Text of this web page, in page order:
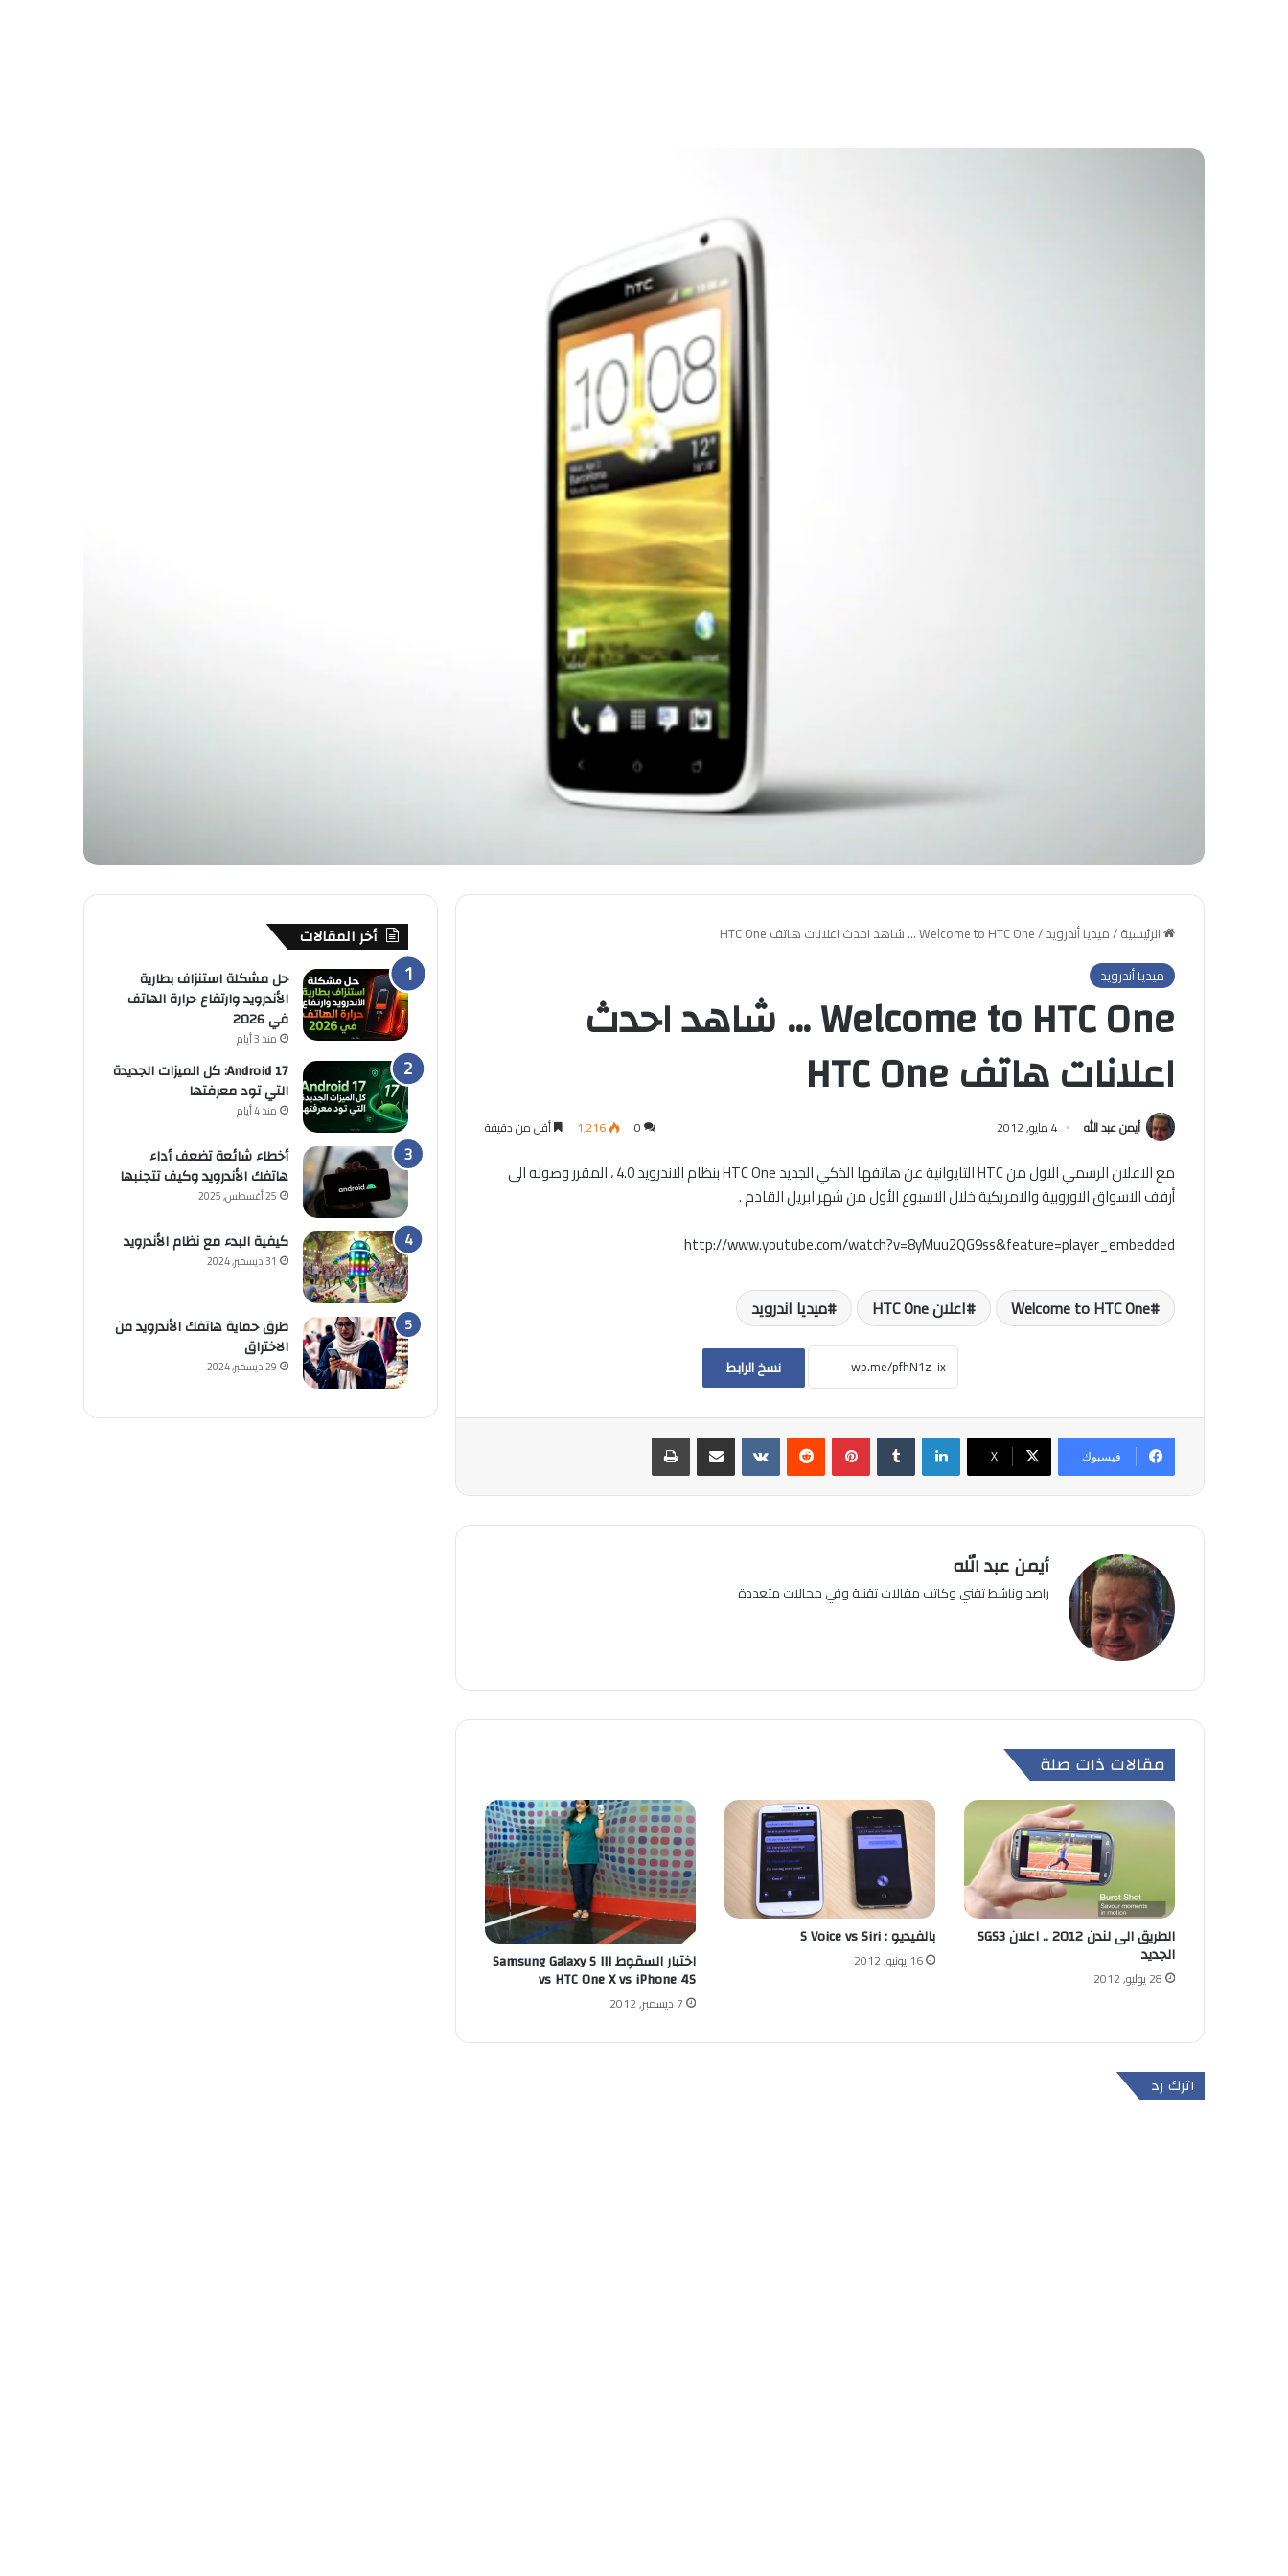
الرئيسية/ميديا أندرويد/Welcome to HTC One … شاهد احدث اعلانات هاتف HTC One
ميديا أندرويد
Welcome to HTC One … شاهد احدث
اعلانات هاتف HTC One
أيمن عبد الله 4 مايو, 2012 0 1٬216 أقل من دقيقة
مع الاعلان الرسمي الاول من HTC التايوانية عن هاتفها الذكي الجديد HTC One بنظام الاندرويد 4.0 ، المقرر وصوله الى
أرفف الاسواق الاوروبية والامريكية خلال الاسبوع الأول من شهر ابريل القادم .
http://www.youtube.com/watch?v=8yMuu2QG9ss&feature=player_embedded
Welcome to HTC One اعلان HTC One ميديا اندرويد
نسخ الرابط
فيسبوك ‫X
لينكدإن بينتيريست مشاركة عبر البريد طباعة
أيمن عبد الله
راصد وناشط تقني وكاتب مقالات تقنية وفي مجالات متعددة
مقالات ذات صلة
الطريق الى لندن 2012 .. اعلان SGS3
الجديد
28 يوليو, 2012
بالفيديو : S Voice vs Siri
16 يونيو, 2012 اختبار السقوط Samsung Galaxy S III
vs HTC One X vs iPhone 4S
7 ديسمبر, 2012
اترك رد
أخر المقالات
حل مشكلة استنزاف بطارية
الأندرويد وارتفاع حرارة الهاتف
في 2026
منذ 3 أيام
Android 17: كل الميزات الجديدة
التي تود معرفتها
منذ 4 أيام
أخطاء شائعة تضعف أداء
هاتفك الأندرويد وكيف تتجنبها
25 أغسطس, 2025
كيفية البدء مع نظام الأندرويد
31 ديسمبر, 2024
طرق حماية هاتفك الأندرويد من
الاختراق
29 ديسمبر, 2024